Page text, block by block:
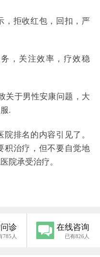
拒收红包，回扣，严
，关注效率，疗效稳
于男性安康问题，大
.
排名的内容引见了。
积治疗，但不要自觉地
院承受治疗。
诊
785人
在线咨询
已有826人